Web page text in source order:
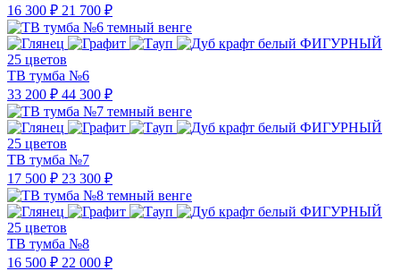
16 300 ₽ 21 700 ₽
25 цветов
ТВ тумба №6
33 200 ₽ 44 300 ₽
25 цветов
ТВ тумба №7
17 500 ₽ 23 300 ₽
25 цветов
ТВ тумба №8
16 500 ₽ 22 000 ₽